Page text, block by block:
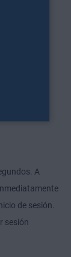
A
de sesión.
sesión